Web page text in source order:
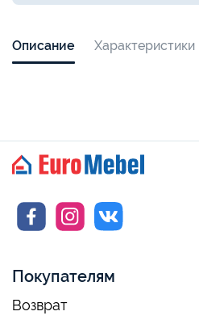
Описание Характеристики
Покупателям
Возврат